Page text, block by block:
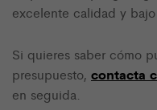
excelente calidad y
Si quieres saber cómo
presupuesto, contacta
en seguida.